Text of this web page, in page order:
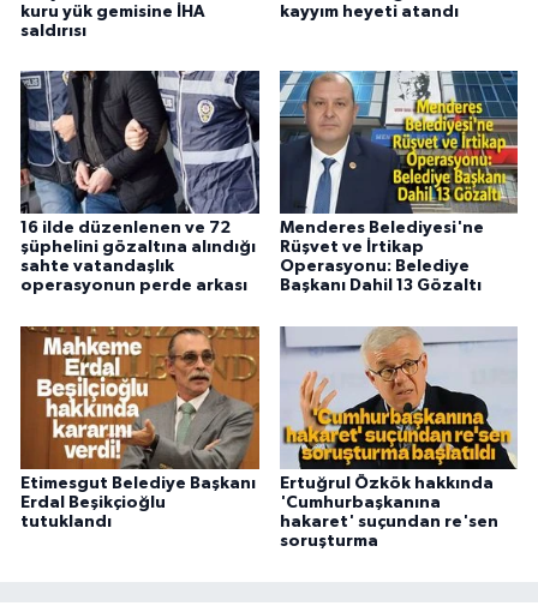
kuru yük gemisine İHA
saldırısı
kayyım heyeti atandı
16 ilde düzenlenen ve 72
şüphelini gözaltına alındığı
sahte vatandaşlık
operasyonun perde arkası
Menderes Belediyesi'ne
Rüşvet ve İrtikap
Operasyonu: Belediye
Başkanı Dahil 13 Gözaltı
Etimesgut Belediye Başkanı
Erdal Beşikçioğlu
tutuklandı
Ertuğrul Özkök hakkında
'Cumhurbaşkanına
hakaret' suçundan re'sen
soruşturma